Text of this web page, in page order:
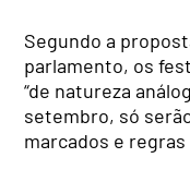
Segundo a
parlamento, os
“de natureza
setembro, só
marcados e